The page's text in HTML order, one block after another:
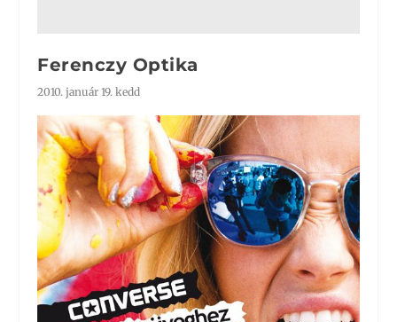
Ferenczy Optika
2010. január 19. kedd